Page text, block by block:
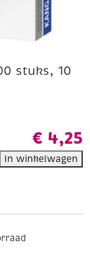
stuks, 10
€ 4,25
In winkelwagen